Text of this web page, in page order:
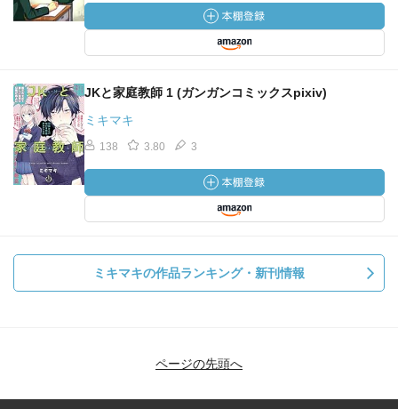
JKと家庭教師 1 (ガンガンコミックスpixiv)
ミキマキ
138 3.80 3
ミキマキの作品ランキング・新刊情報
ページの先頭へ